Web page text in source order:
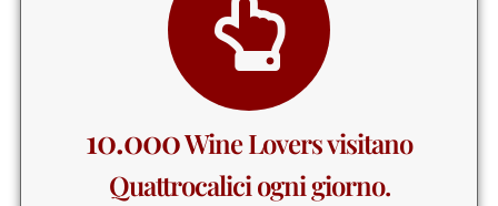
10.000Wine Lovers visitano
Quattrocalici ogni giorno.